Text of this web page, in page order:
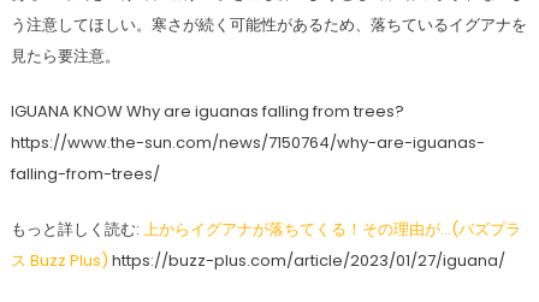
う注意してほしい。寒さが続く可能性があるため、落ちているイグアナを
見たら要注意。
IGUANA KNOW Why are iguanas falling from trees?
https://www.the-sun.com/news/7150764/why-are-iguanas-
falling-from-trees/
もっと詳しく読む: 上からイグアナが落ちてくる！その理由が…(バズプラ
ス Buzz Plus) https://buzz-plus.com/article/2023/01/27/iguana/